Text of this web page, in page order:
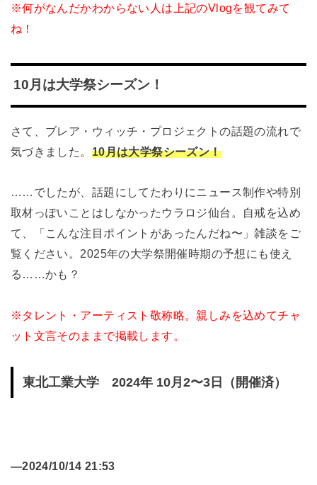
※何がなんだかわからない人は上記のVlogを観てみて
ね！
10月は大学祭シーズン！
さて、ブレア・ウィッチ・プロジェクトの話題の流れで
気づきました。 10月は大学祭シーズン！
…… でしたが、話題にしてたわりにニュース制作や特別
取材っぽいことはしなかったウラロジ仙台。自戒を込め
て、「こんな注目ポイントがあったんだね〜」雑談をご
覧ください。2025年の大学祭開催時期の予想にも使え
る……かも？
※タレント・アーティスト敬称略。親しみを込めてチャ
ット文言そのままで掲載します。
東北工業大学 2024年 10月2〜3日（開催済）
—2024/10/14 21:53